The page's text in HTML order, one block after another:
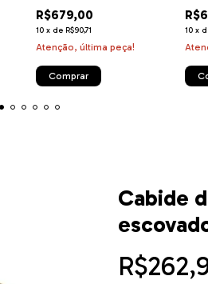
base de verniz Black Matte
5 L
R$679,00
10 x de R$90,71
Atenção, última peça!
10 x
Cabide